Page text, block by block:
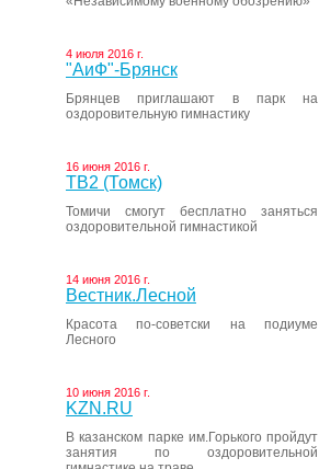
4 июля 2016 г.
"АиФ"-Брянск
Брянцев приглашают в парк на
оздоровительную гимнастику
16 июня 2016 г.
ТВ2 (Томск)
Томичи смогут бесплатно заняться
оздоровительной гимнастикой
14 июня 2016 г.
Вестник.Лесной
Красота по-советски на подиуме
Лесного
10 июня 2016 г.
KZN.RU
В казанском парке им.Горького пройдут
занятия по оздоровительной